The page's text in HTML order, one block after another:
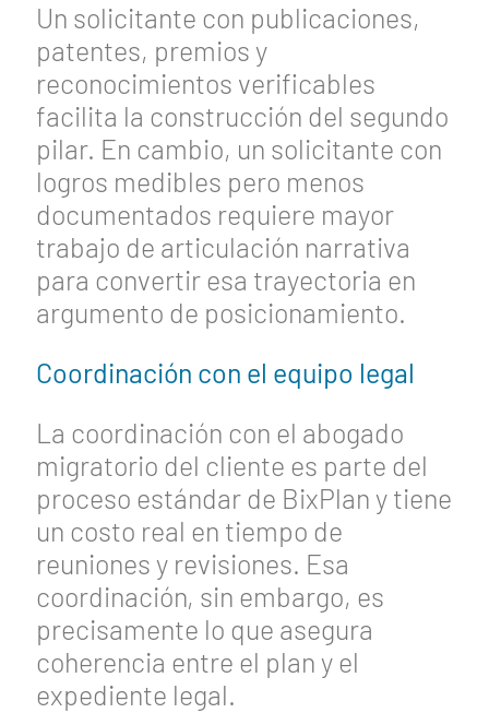
Un solicitante con publicaciones,
patentes, premios y
reconocimientos verificables
facilita la construcción del segundo
pilar. En cambio, un solicitante con
logros medibles pero menos
documentados requiere mayor
trabajo de articulación narrativa
para convertir esa trayectoria en
argumento de posicionamiento.
Coordinación con el equipo legal
La coordinación con el abogado
migratorio del cliente es parte del
proceso estándar de BixPlan y tiene
un costo real en tiempo de
reuniones y revisiones. Esa
coordinación, sin embargo, es
precisamente lo que asegura
coherencia entre el plan y el
expediente legal.